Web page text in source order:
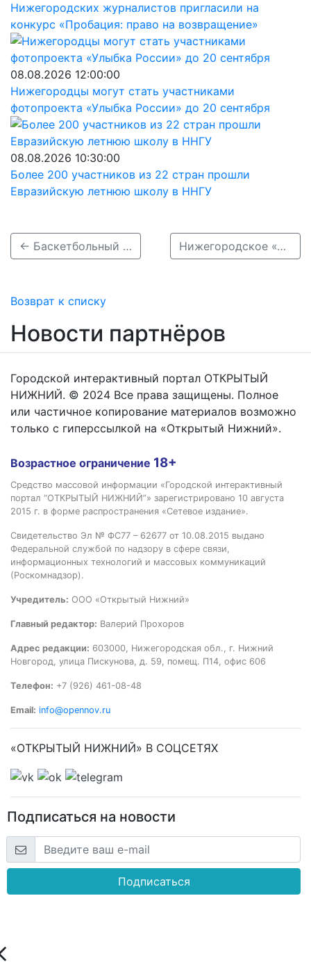
Нижегородских журналистов пригласили на
конкурс «Пробация: право на возвращение»
08.08.2026 12:00:00
Нижегородцы могут стать участниками
фотопроекта «Улыбка России» до 20 сентября
08.08.2026 10:30:00
Более 200 участников из 22 стран прошли
Евразийскую летнюю школу в ННГУ
← Баскетбольный клуб «Пари НН» приостанавливает выступление в Единой лиге ВТБ Нижегородское «Торпедо» сыграет три контрольных матча перед стартом сезона КХЛ →
Возврат к списку
Новости партнёров
Городской интерактивный портал ОТКРЫТЫЙ
НИЖНИЙ. © 2024 Все права защищены. Полное
или частичное копирование материалов возможно
только с гиперссылкой на «Открытый Нижний».
Возрастное ограничение 18+
Средство массовой информации «Городской интерактивный
портал “ОТКРЫТЫЙ НИЖНИЙ”» зарегистрировано 10 августа
2015 г. в форме распространения «Сетевое издание».
Свидетельство Эл № ФС77 – 62677 от 10.08.2015 выдано
Федеральной службой по надзору в сфере связи,
информационных технологий и массовых коммуникаций
(Роскомнадзор).
Учредитель: ООО «Открытый Нижний»
Главный редактор: Валерий Прохоров
Адрес редакции: 603000, Нижегородская обл., г. Нижний
Новгород, улица Пискунова, д. 59, помещ. П14, офис 606
Телефон: +7 (926) 461-08-48
Email: info@opennov.ru
«ОТКРЫТЫЙ НИЖНИЙ» В СОЦСЕТЯХ
Подписаться на новости
Подписаться